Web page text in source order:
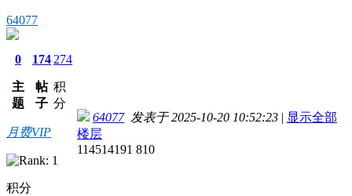
64077
0
主
题
174
帖
子
274
积
分
月费VIP
积分
64077发表于 2025-10-20 10:52:23 | 显示全部
楼层
114514191 810